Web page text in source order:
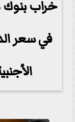
خراب
في سعر